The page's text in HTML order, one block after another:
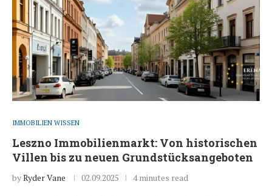
IMMOBILIEN WISSEN
Leszno Immobilienmarkt: Von historischen
Villen bis zu neuen Grundstücksangeboten
byRyder Vane 02.09.2025 4 minutes read